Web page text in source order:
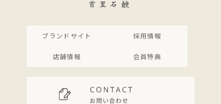
ブランドサイト 採用情報
店舗情報 会員特典